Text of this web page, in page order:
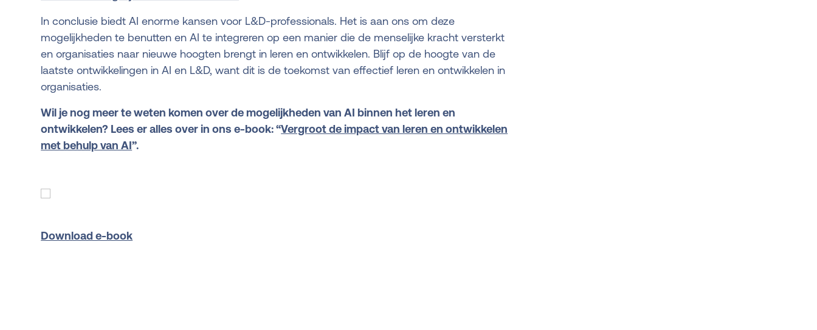
In conclusie biedt AI enorme kansen voor L&D-professionals. Het is aan ons om deze
mogelijkheden te benutten en AI te integreren op een manier die de menselijke kracht versterkt
en organisaties naar nieuwe hoogten brengt in leren en ontwikkelen. Blijf op de hoogte van de
laatste ontwikkelingen in AI en L&D, want dit is de toekomst van effectief leren en ontwikkelen in
organisaties.
Wil je nog meer te weten komen over de mogelijkheden van AI binnen het leren en
ontwikkelen? Lees er alles over in ons e-book: “Vergroot de impact van leren en ontwikkelen
met behulp van AI”.
Download e-book